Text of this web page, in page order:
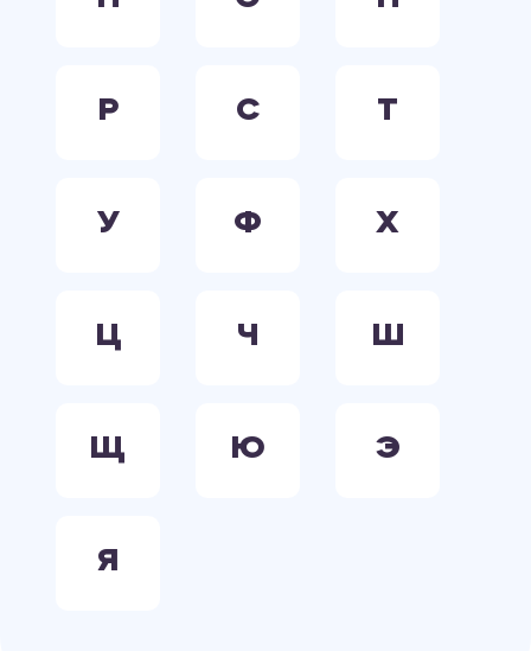
Р С Т
У Ф Х
Ц Ч Ш
Щ Ю Э
Я